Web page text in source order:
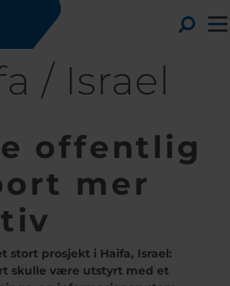
/ Israel
offentlig
mer
stort prosjekt i Haifa, Israel:
skulle være utstyrt med et